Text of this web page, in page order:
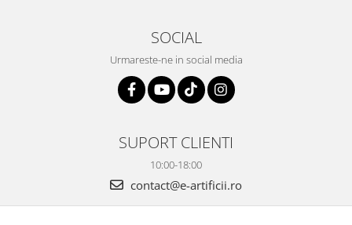
SOCIAL
Urmareste-ne in social media
SUPORT CLIENTI
10:00-18:00
contact@e-artificii.ro